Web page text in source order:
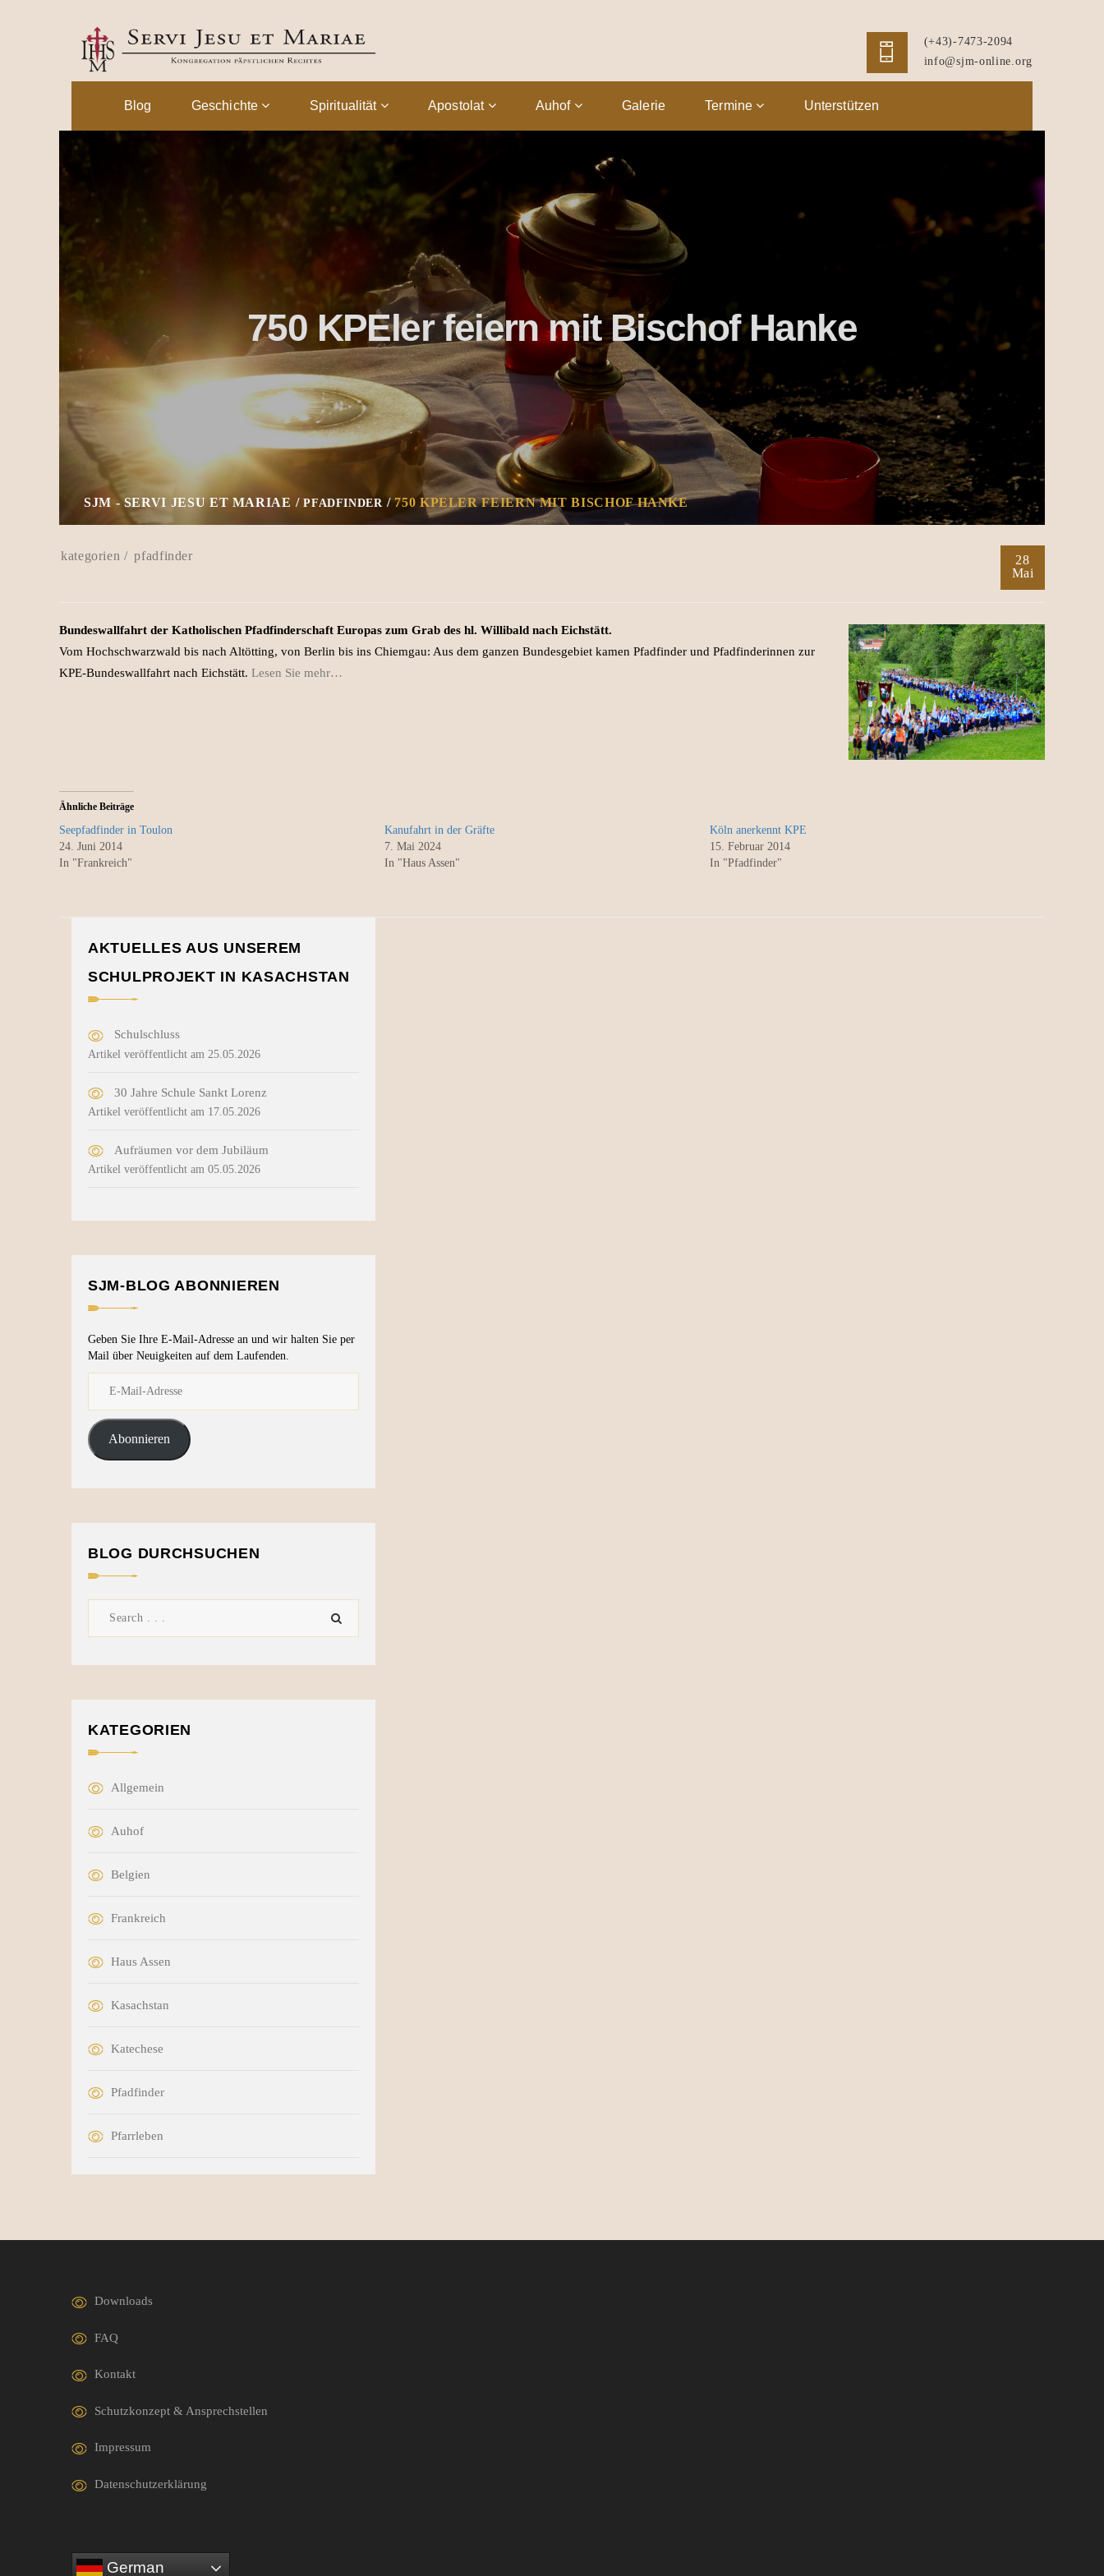
(+43)-7473-2094
info@sjm-online.org
Blog Geschichte Spiritualität Apostolat Auhof Galerie Termine Unterstützen
750 KPEler feiern mit Bischof Hanke
SJM - SERVI JESU ET MARIAE PFADFINDER 750 KPELER FEIERN MIT BISCHOF HANKE
pfadfinder
28
Mai
Bundeswallfahrt der Katholischen Pfadfinderschaft Europas zum Grab des hl. Willibald nach Eichstätt.
Vom Hochschwarzwald bis nach Altötting, von Berlin bis ins Chiemgau: Aus dem ganzen Bundesgebiet kamen Pfadfinder und Pfadfinderinnen zur
KPE-Bundeswallfahrt nach Eichstätt. Lesen Sie mehr…
Ähnliche Beiträge
Seepfadfinder in Toulon
24. Juni 2014
In "Frankreich"
Kanufahrt in der Gräfte
7. Mai 2024
In "Haus Assen"
Köln anerkennt KPE
15. Februar 2014
In "Pfadfinder"
AKTUELLES AUS UNSEREM
SCHULPROJEKT IN KASACHSTAN
Schulschluss
Artikel veröffentlicht am 25.05.2026
30 Jahre Schule Sankt Lorenz
Artikel veröffentlicht am 17.05.2026
Aufräumen vor dem Jubiläum
Artikel veröffentlicht am 05.05.2026
SJM-BLOG ABONNIEREN
Geben Sie Ihre E-Mail-Adresse an und wir halten Sie per
Mail über Neuigkeiten auf dem Laufenden.
Abonnieren
BLOG DURCHSUCHEN
KATEGORIEN
Allgemein
Auhof
Belgien
Frankreich
Haus Assen
Kasachstan
Katechese
Pfadfinder
Pfarrleben
Downloads
FAQ
Kontakt
Schutzkonzept & Ansprechstellen
Impressum
Datenschutzerklärung
German